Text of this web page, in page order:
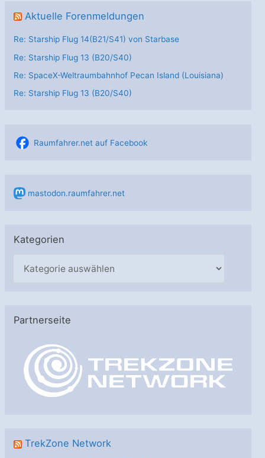
Aktuelle Forenmeldungen
Re: Starship Flug 14(B21/S41) von Starbase
Re: Starship Flug 13 (B20/S40)
Re: SpaceX-Weltraumbahnhof Pecan Island (Louisiana)
Re: Starship Flug 13 (B20/S40)
Raumfahrer.net auf Facebook
mastodon.raumfahrer.net
Kategorien
g
Partnerseite
TrekZone Network